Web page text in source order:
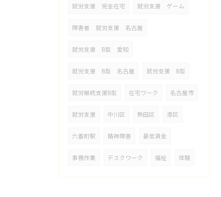
就労支援 完全在宅 就労支援 ゲーム
障害者 就労支援 名古屋
就労支援 B型 愛知
就労支援 B型 名古屋 就労支援 B型
就労継続支援B型 在宅ワーク 名古屋市
就労支援 中川区 熱田区 港区
六番町駅 精神障害 最低賃金
事務作業 デスクワーク 福祉 体験